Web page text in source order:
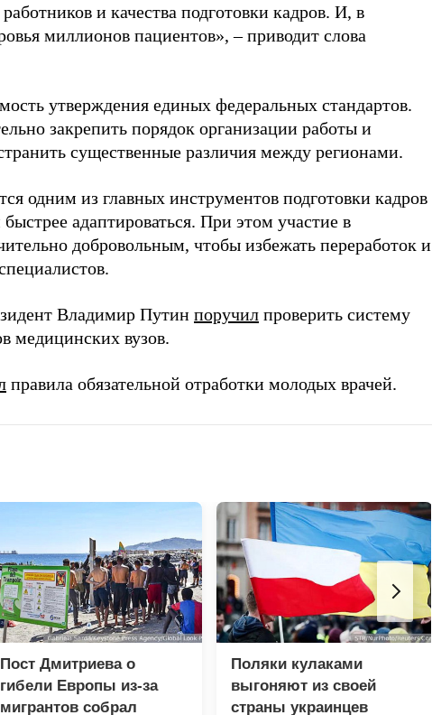
и качества подготовки кадров. И, в
миллионов пациентов», – приводит слова
утверждения единых федеральных стандартов.
закрепить порядок организации работы и
существенные различия между регионами.
одним из главных инструментов подготовки кадров
адаптироваться. При этом участие в
добровольным, чтобы избежать переработок и
Владимир Путин поручил проверить систему
медицинских вузов.
правила обязательной отработки молодых врачей.
Пост Дмитриева о
гибели Европы из-за
мигрантов собрал
Поляки кулаками
выгоняют из своей
страны украинцев